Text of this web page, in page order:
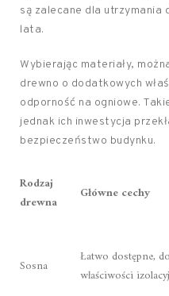
są zalecane dla utrzymania
lata.
Wybierając materiały,
drewno o dodatkowych
odporność na ogniowe.
jednak ich inwestycja
bezpieczeństwo budynku.
Rodzaj
drewna
Główne cechy
Sosna
Łatwo dostępne,
właściwości